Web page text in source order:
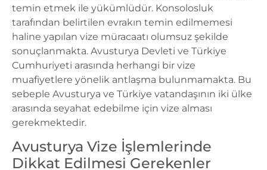
temin etmek ile yükümlüdür. Konsolosluk
tarafından belirtilen evrakın temin edilmemesi
haline yapılan vize müracaatı olumsuz şekilde
sonuçlanmakta. Avusturya Devleti ve Türkiye
Cumhuriyeti arasında herhangi bir vize
muafiyetlere yönelik antlaşma bulunmamakta. Bu
sebeple Avusturya ve Türkiye vatandaşının iki ülke
arasında seyahat edebilme için vize alması
gerekmektedir.
Avusturya Vize İşlemlerinde
Dikkat Edilmesi Gerekenler